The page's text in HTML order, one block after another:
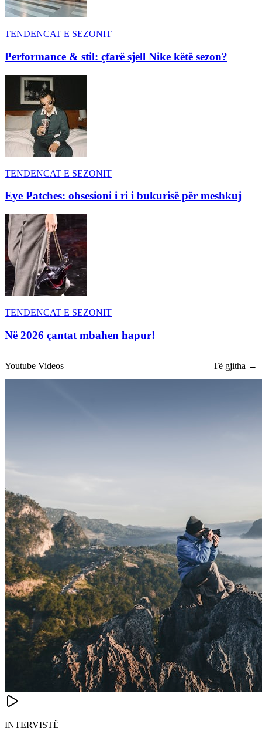
TENDENCAT E SEZONIT
Performance & stil: çfarë sjell Nike këtë sezon?
TENDENCAT E SEZONIT
Eye Patches: obsesioni i ri i bukurisë për meshkuj
TENDENCAT E SEZONIT
Në 2026 çantat mbahen hapur!
Youtube Videos Të gjitha →
INTERVISTË